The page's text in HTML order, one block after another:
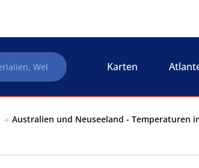
Karten
Australien und Neuseeland - Temperaturen